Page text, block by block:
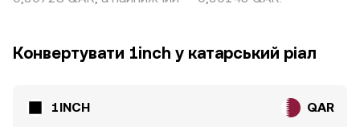
Конвертувати 1inch у катарський ріал
1INCH QAR